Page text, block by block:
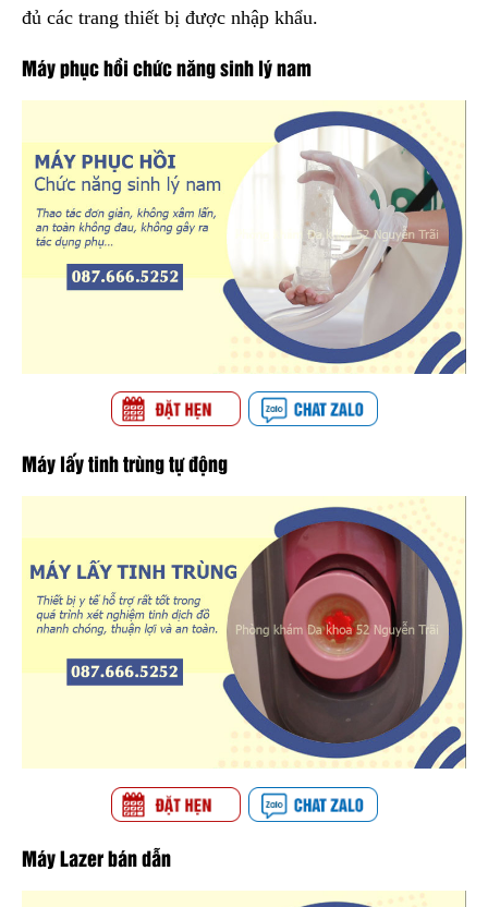
đủ các trang thiết bị được nhập khẩu.
Máy phục hồi chức năng sinh lý nam
Máy lấy tinh trùng tự động
Máy Lazer bán dẫn